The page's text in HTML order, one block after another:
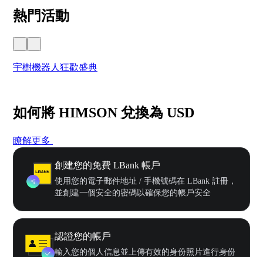
熱門活動
宇樹機器人狂歡盛典
如何將 HIMSON 兌換為 USD
瞭解更多
創建您的免費 LBank 帳戶
使用您的電子郵件地址 / 手機號碼在 LBank 註冊，
並創建一個安全的密碼以確保您的帳戶安全
認證您的帳戶
輸入您的個人信息並上傳有效的身份照片進行身份